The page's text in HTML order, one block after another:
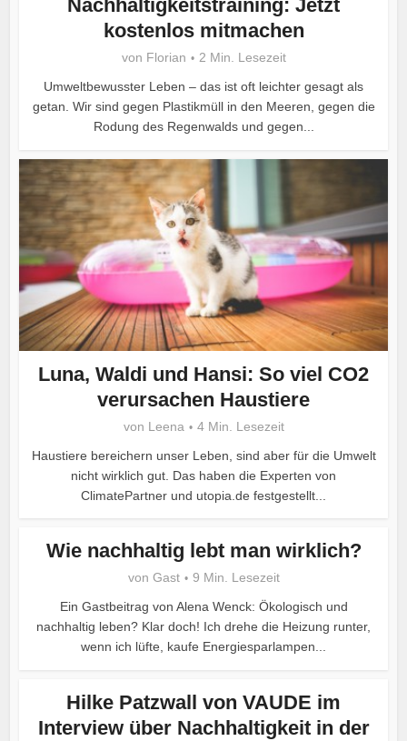
Nachhaltigkeitstraining: Jetzt
kostenlos mitmachen
von Florian
2 Min. Lesezeit
Umweltbewusster Leben – das ist oft leichter gesagt als
getan. Wir sind gegen Plastikmüll in den Meeren, gegen die
Rodung des Regenwalds und gegen...
Luna, Waldi und Hansi: So viel CO2
verursachen Haustiere
von Leena
4 Min. Lesezeit
Haustiere bereichern unser Leben, sind aber für die Umwelt
nicht wirklich gut. Das haben die Experten von
ClimatePartner und utopia.de festgestellt...
Wie nachhaltig lebt man wirklich?
von Gast
9 Min. Lesezeit
Ein Gastbeitrag von Alena Wenck: Ökologisch und
nachhaltig leben? Klar doch! Ich drehe die Heizung runter,
wenn ich lüfte, kaufe Energiesparlampen...
Hilke Patzwall von VAUDE im
Interview über Nachhaltigkeit in der